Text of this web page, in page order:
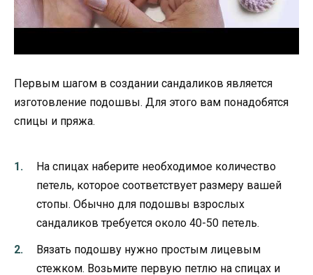
Первым шагом в создании сандаликов является
изготовление подошвы. Для этого вам понадобятся
спицы и пряжа.
На спицах наберите необходимое количество
петель, которое соответствует размеру вашей
стопы. Обычно для подошвы взрослых
сандаликов требуется около 40-50 петель.
Вязать подошву нужно простым лицевым
стежком. Возьмите первую петлю на спицах и